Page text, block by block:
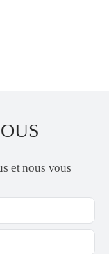
et nous vous